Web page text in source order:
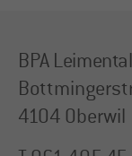
BPA Leimental
4104 Oberwil